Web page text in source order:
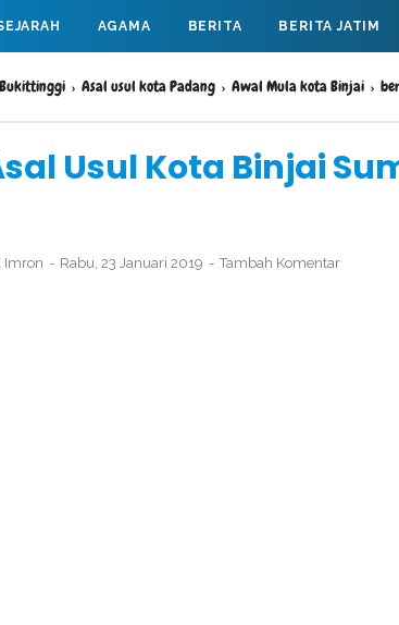
AGAMA BERITA BERITA JATIM
› Asal usul kota Padang › Awal Mula kota Binjai ›
Usul Kota Binjai
Imron Rabu, 23 Januari 2019 Tambah Komentar